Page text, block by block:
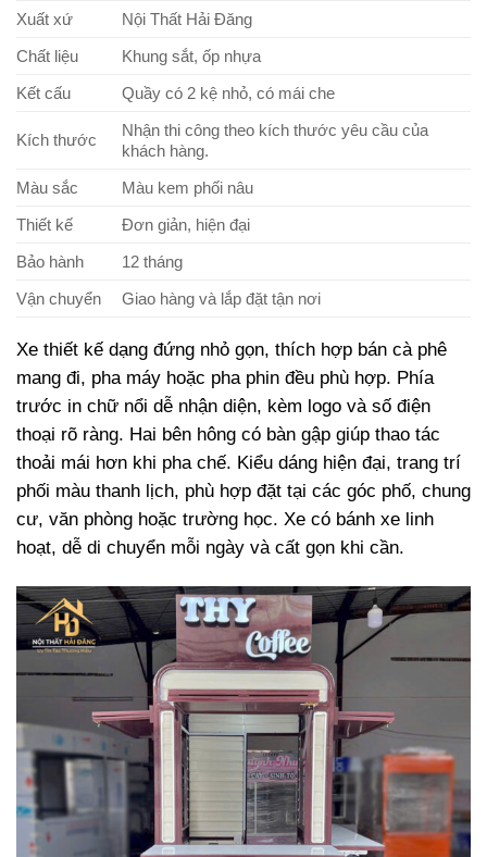
Xuất xứ
Nội Thất Hải Đăng
Chất liệu
Khung sắt, ốp nhựa
Kết cấu
Quầy có 2 kệ nhỏ, có mái che
Kích thước
Nhận thi công theo kích thước yêu cầu của
khách hàng.
Màu sắc
Màu kem phối nâu
Thiết kế
Đơn giản, hiện đại
Bảo hành
12 tháng
Vận chuyển
Giao hàng và lắp đặt tận nơi
Xe thiết kế dạng đứng nhỏ gọn, thích hợp bán cà phê
mang đi, pha máy hoặc pha phin đều phù hợp. Phía
trước in chữ nổi dễ nhận diện, kèm logo và số điện
thoại rõ ràng. Hai bên hông có bàn gập giúp thao tác
thoải mái hơn khi pha chế. Kiểu dáng hiện đại, trang trí
phối màu thanh lịch, phù hợp đặt tại các góc phố, chung
cư, văn phòng hoặc trường học. Xe có bánh xe linh
hoạt, dễ di chuyển mỗi ngày và cất gọn khi cần.